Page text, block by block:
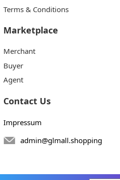
Terms & Conditions
Marketplace
Merchant
Buyer
Agent
Contact Us
Impressum
admin@glmall.shopping